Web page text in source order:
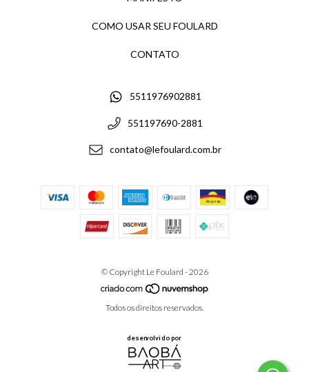
COMO USAR SEU FOULARD
CONTATO
5511976902881
551197690-2881
contato@lefoulard.com.br
© Copyright Le Foulard - 2026
Todos os direitos reservados.